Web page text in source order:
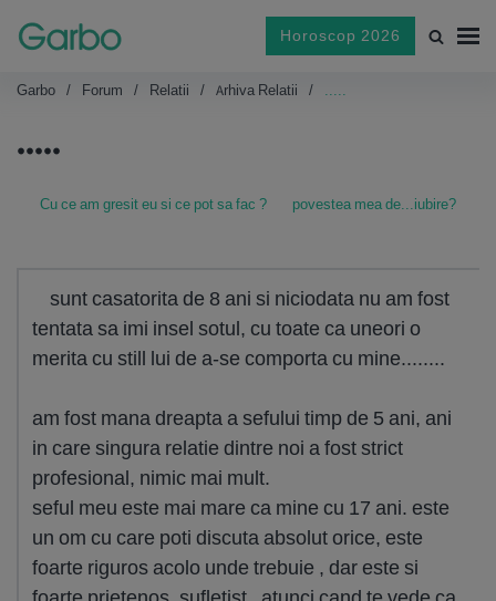
Horoscop 2026
Garbo Forum Relatii Arhiva Relatii .....
.....
Cu ce am gresit eu si ce pot sa fac ? povestea mea de...iubire?
sunt casatorita de 8 ani si niciodata nu am fost
tentata sa imi insel sotul, cu toate ca uneori o
merita cu still lui de a-se comporta cu mine........
am fost mana dreapta a sefului timp de 5 ani, ani
in care singura relatie dintre noi a fost strict
profesional, nimic mai mult.
seful meu este mai mare ca mine cu 17 ani. este
un om cu care poti discuta absolut orice, este
foarte riguros acolo unde trebuie , dar este si